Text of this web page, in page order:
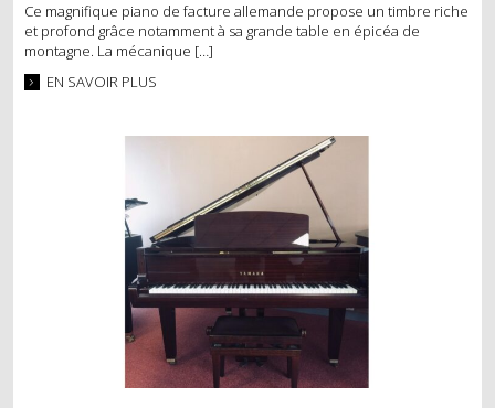
Ce magnifique piano de facture allemande propose un timbre riche
et profond grâce notamment à sa grande table en épicéa de
montagne. La mécanique […]
EN SAVOIR PLUS